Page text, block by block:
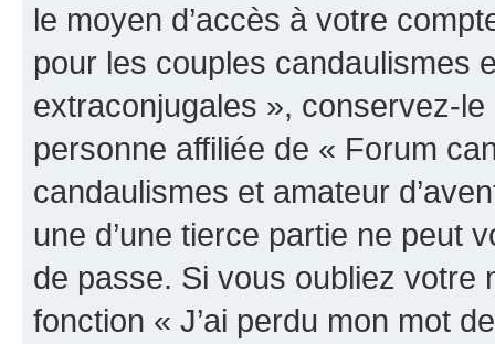
le moyen d’accès à votre
pour les couples candaulismes
extraconjugales », conservez-
personne affiliée de « Forum
candaulismes et amateur
une d’une tierce partie ne peut
de passe. Si vous oubliez votre
fonction « J’ai perdu mon mot